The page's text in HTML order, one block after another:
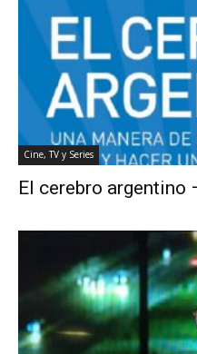
Cine, TV y Series
El cerebro argentino